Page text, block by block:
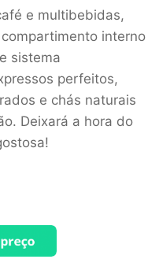
e multibebidas,
interno
sistema
perfeitos,
e chás naturais
Deixará a hora do